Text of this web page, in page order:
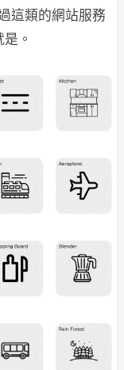
這類的網站服務
。